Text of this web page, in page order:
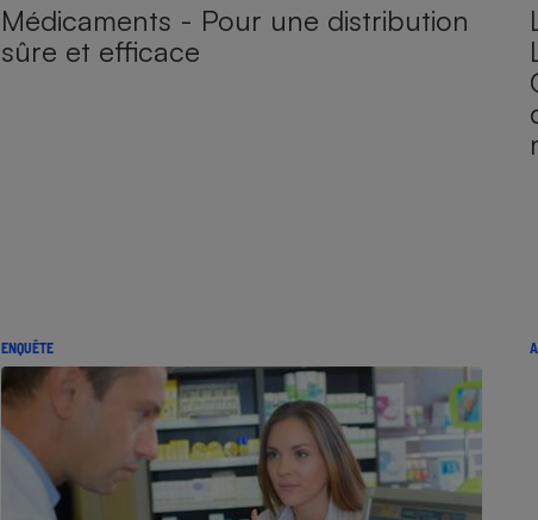
Médicaments - Pour une distribution
sûre et efficace
ENQUÊTE